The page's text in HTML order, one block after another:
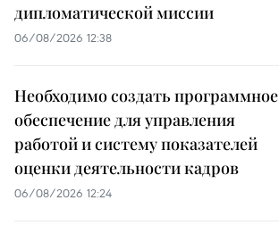
дипломатической миссии
06/08/2026 12:38
Необходимо создать программное
обеспечение для управления
работой и систему показателей
оценки деятельности кадров
06/08/2026 12:24